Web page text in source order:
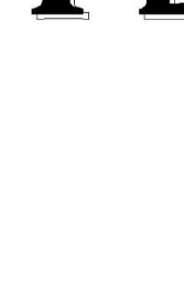
En Hongrie, le
Tisza "Respect et
contre le premier